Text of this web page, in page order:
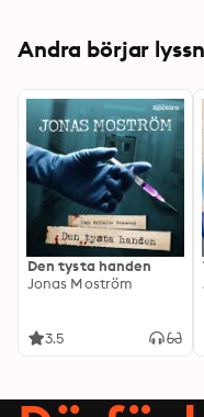
Andra börjar
Den tysta handen
Jonas Moström
3.5